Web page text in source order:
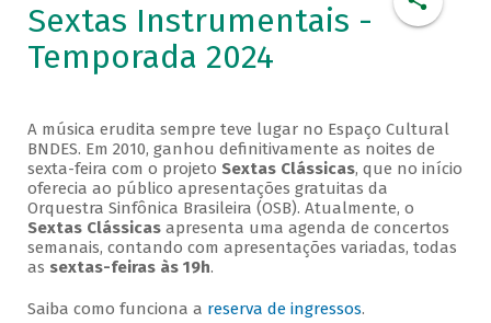
Sextas Instrumentais -
Temporada 2024
A música erudita sempre teve lugar no Espaço Cultural
BNDES. Em 2010, ganhou definitivamente as noites de
sexta-feira com o projeto Sextas Clássicas, que no início
oferecia ao público apresentações gratuitas da
Orquestra Sinfônica Brasileira (OSB). Atualmente, o
Sextas Clássicasapresenta uma agenda de concertos
semanais, contando com apresentações variadas, todas
as sextas-feiras às 19h.
Saiba como funciona a reserva de ingressos.